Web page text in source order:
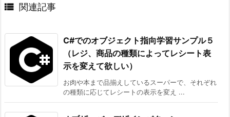
 関連記事
C#でのオブジェクト指向学習サンプル５
（レジ、商品の種類によってレシート表
示を変えて欲しい）
お肉や本まで品揃えしているスーパーで、それぞれ
の種類に応じてレシートの表示を変え ...